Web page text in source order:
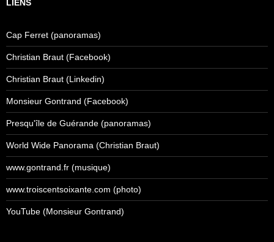
LIENS
Cap Ferret (panoramas)
Christian Braut (Facebook)
Christian Braut (Linkedin)
Monsieur Gontrand (Facebook)
Presqu'île de Guérande (panoramas)
World Wide Panorama (Christian Braut)
www.gontrand.fr (musique)
www.troiscentsoixante.com (photo)
YouTube (Monsieur Gontrand)